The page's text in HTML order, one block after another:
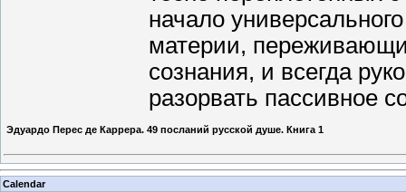
начало
материи,
сознания, и всегда
разорвать пассивное
Эдуардо Перес де Каррера. 49 посланий русской душе. Книга 1
Calendar